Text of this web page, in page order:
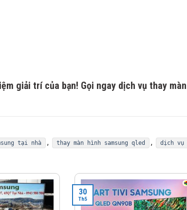
giải trí của bạn! Gọi ngay dịch vụ thay
tại nhà , thay màn hình samsung qled , dịch vụ
30
Th5